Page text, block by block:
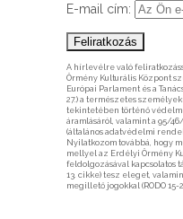
E-mail cím:
A hírlevélre való
Örmény Kulturális Központ
Európai Parlament és a
27.) a természetes
tekintetében történő
áramlásáról, valamint a 95/
(általános adatvédelmi
Nyilatkozom továbbá, hogy
mellyel az Erdélyi Örmény
feldolgozásával kapcsolatos
13. cikke) tesz eleget,
megillető jogokkal (RODO 15-